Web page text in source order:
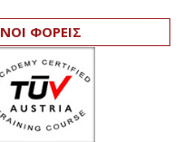
ΦΟΡΕΙΣ